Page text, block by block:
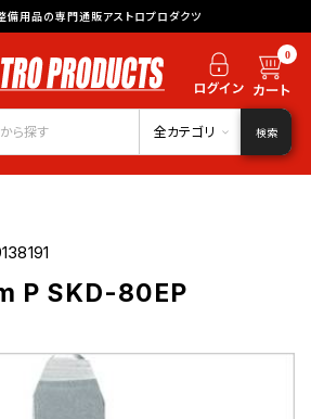
備用品の専門通販アストロプロダクツ
0
全カテゴリ 検索
P SKD-80EP